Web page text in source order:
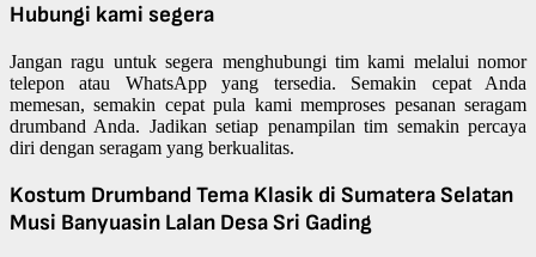
Hubungi kami segera
Jangan ragu untuk segera menghubungi tim kami melalui nomor
telepon atau WhatsApp yang tersedia. Semakin cepat Anda
memesan, semakin cepat pula kami memproses pesanan seragam
drumband Anda. Jadikan setiap penampilan tim semakin percaya
diri dengan seragam yang berkualitas.
Kostum Drumband Tema Klasik di Sumatera Selatan
Musi Banyuasin Lalan Desa Sri Gading